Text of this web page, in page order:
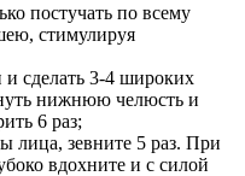
постучать по всему
стимулируя
сделать 3-4 широких
нижнюю челюсть и
6 раз;
лица, зевните 5 раз. При
вдохните и с силой